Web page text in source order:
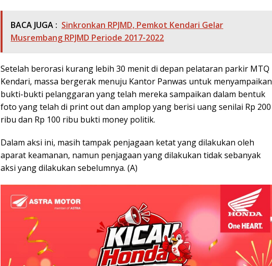
BACA JUGA : Sinkronkan RPJMD, Pemkot Kendari Gelar
Musrembang RPJMD Periode 2017-2022
Setelah berorasi kurang lebih 30 menit di depan pelataran parkir MTQ
Kendari, massa bergerak menuju Kantor Panwas untuk menyampaikan
bukti-bukti pelanggaran yang telah mereka sampaikan dalam bentuk
foto yang telah di print out dan amplop yang berisi uang senilai Rp 200
ribu dan Rp 100 ribu bukti money politik.
Dalam aksi ini, masih tampak penjagaan ketat yang dilakukan oleh
aparat keamanan, namun penjagaan yang dilakukan tidak sebanyak
aksi yang dilakukan sebelumnya. (A)